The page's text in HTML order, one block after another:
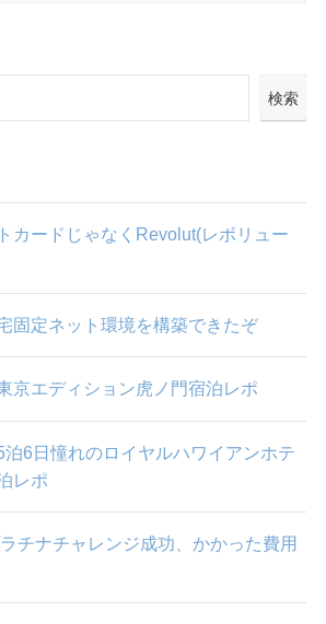
検索
カードじゃなくRevolut(レボリュー
固定ネット環境を構築できたぞ
京エディション虎ノ門宿泊レポ
泊6日憧れのロイヤルハワイアンホテ
レポ
チナチャレンジ成功、かかった費用